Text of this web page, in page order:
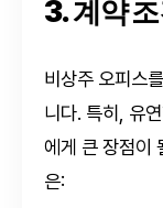
3. 계약
비상주 오피스
니다. 특히, 유
에게 큰 장점이
은: